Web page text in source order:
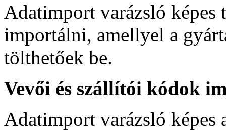
Adatimport varázsló képes
importálni, amellyel a
tölthetőek be.
Vevői és szállítói kódok
Adatimport varázsló képes